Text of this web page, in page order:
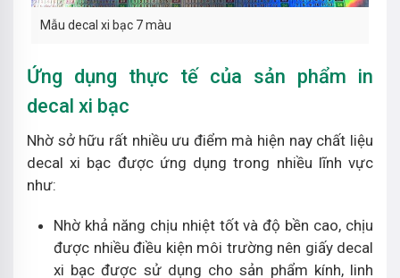
Mẫu decal xi bạc 7 màu
Ứng dụng thực tế của sản phẩm in
decal xi bạc
Nhờ sở hữu rất nhiều ưu điểm mà hiện nay chất liệu
decal xi bạc được ứng dụng trong nhiều lĩnh vực
như:
Nhờ khả năng chịu nhiệt tốt và độ bền cao, chịu
được nhiều điều kiện môi trường nên giấy decal
xi bạc được sử dụng cho sản phẩm kính, linh